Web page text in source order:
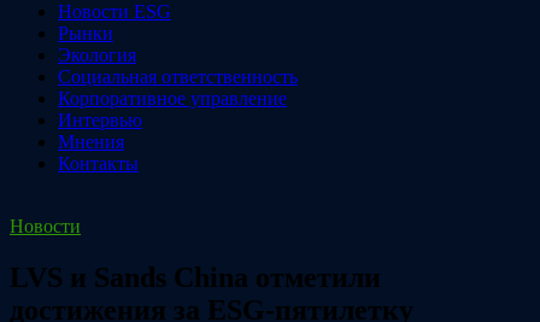
Новости ESG
Рынки
Экология
Социальная ответственность
Корпоративное управление
Интервью
Мнения
Контакты
Новости
LVS и Sands China отметили
достижения за ESG-пятилетку